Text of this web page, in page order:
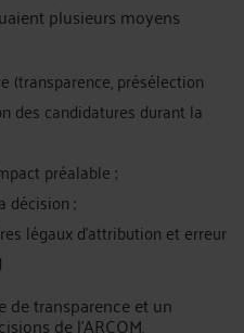
plusieurs moyens
(transparence, présélection
des candidatures durant la
préalable ;
décision ;
légaux d’attribution et erreur
de transparence et un
de l'ARCOM.